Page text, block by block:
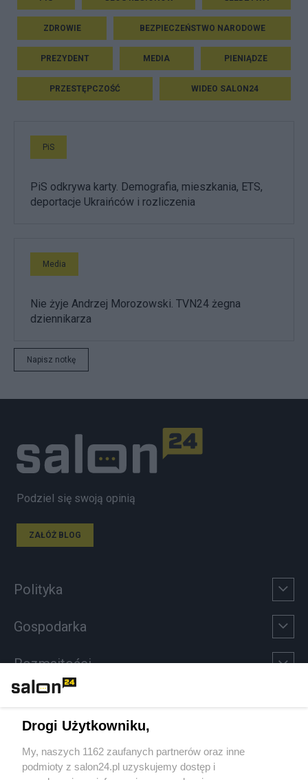
ZDROWIE BEZPIECZEŃSTWO NARODOWE
PREZYDENT MEDIA PIENIĄDZE
PRZESTĘPCZOŚĆ WIDEO SALON24
PiS
PiS odkrywa karty. Demografia, mieszkania, ETS,
deportacje Ukraińców i rozliczenia
Media
Nie żyje Andrzej Morozowski. TVN24 żegna
dziennikarza
Napisz notkę
Podziel się swoją opinią
ZAŁÓŻ BLOG
Polityka
Gospodarka
Rozmaitości
Sport
Społeczeństwo
Drogi Użytkowniku,
My, naszych 1162 zaufanych partnerów oraz inne
podmioty z salon24.pl uzyskujemy dostęp i